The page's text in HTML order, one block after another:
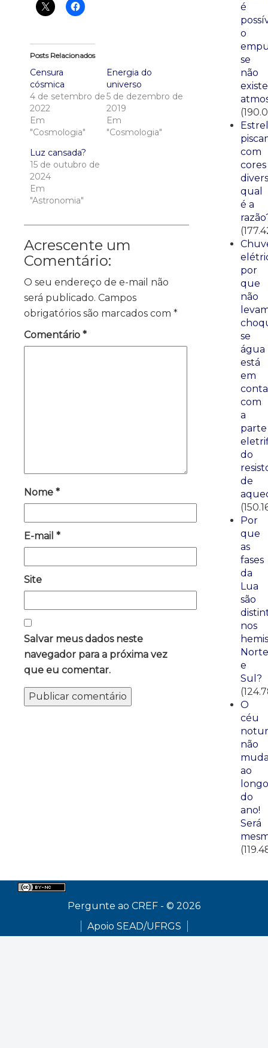
Posts Relacionados
Censura
cósmica
4 de setembro de
2022
Em
"Cosmologia"
Energia do
universo
5 de dezembro de
2019
Em
"Cosmologia"
Luz cansada?
15 de outubro de
2024
Em
"Astronomia"
Acrescente um
Comentário:
O seu endereço de e-mail não
será publicado. Campos
obrigatórios são marcados com *
Comentário *
Nome *
E-mail *
Site
Salvar meus dados neste
navegador para a próxima vez
que eu comentar.
é
o
se
não
existe
com
cores
qual
é a
por
que
não
se
água
está
em
com
a
parte
do
de
Por
que
as
fases
da
Lua
são
nos
Norte
e
Sul?
O
céu
não
ao
longo
do
ano!
Será
Pergunte ao CREF - © 2026
Apoio SEAD/UFRGS